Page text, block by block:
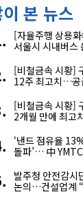
본 뉴스
[자율주행 상용
서울시 시내버스
해결한다
[비철금속 시황]
12주 최고치…공
[비철금속 시황]
2개월 만에 최고
우려 확대
‘낸드 점유율
돌파’… 中
4위 맹추격
발주청 안전감시
논의…건설업계